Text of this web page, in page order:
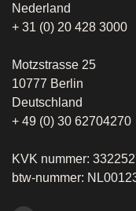
Nederland
+ 31 (0) 20 428 3000
Motzstrasse 25
10777 Berlin
Deutschland
+ 49 (0) 30 62704270
KVK nummer:
btw-nummer: